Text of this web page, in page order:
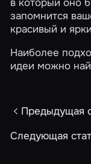
запомнится
красивый и
Наиболее
идеи можно
Предыдущая
Следующая